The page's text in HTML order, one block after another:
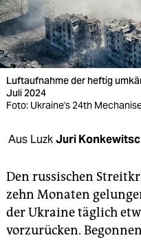
wahrheit
verlag
verlag
veranstaltungen
unterstützen
abo
genossenschaft
Luftaufnahme der heftig
Juli 2024
Foto: Ukraine's 24th
Aus LuzkJuri
Den russischen
zehn Monaten
der Ukraine täglich
vorzurücken.